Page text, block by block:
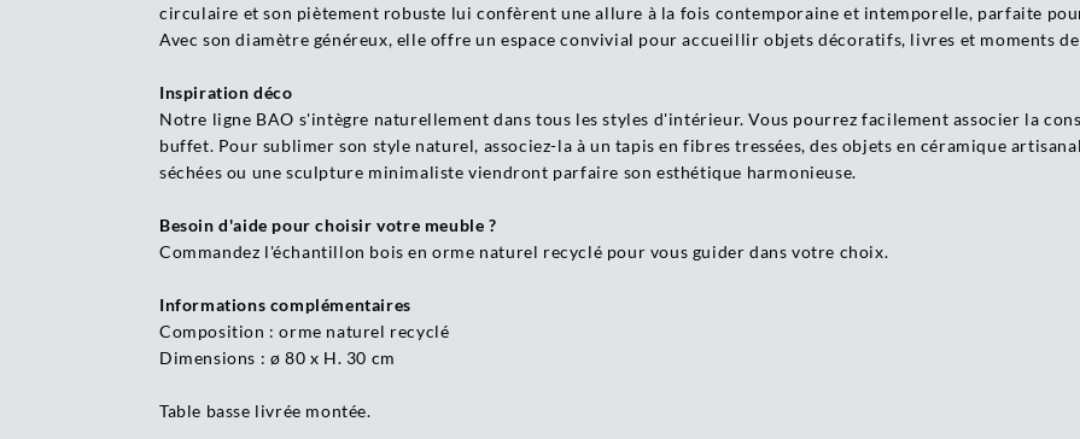
circulaire et son piètement robuste lui confèrent une allure à la fois contemporaine et intemporelle, parfaite
Avec son diamètre généreux, elle offre un espace convivial pour accueillir objets décoratifs, livres et moments
Inspiration déco
Notre ligne BAO s'intègre naturellement dans tous les styles d'intérieur. Vous pourrez facilement associer la
buffet. Pour sublimer son style naturel, associez-la à un tapis en fibres tressées, des objets en céramique
séchées ou une sculpture minimaliste viendront parfaire son esthétique harmonieuse.
Besoin d'aide pour choisir votre meuble ?
Commandez l'échantillon bois en orme naturel recyclé pour vous guider dans votre choix.
Informations complémentaires
Composition : orme naturel recyclé
Dimensions : ø 80 x H. 30 cm
Table basse livrée montée.